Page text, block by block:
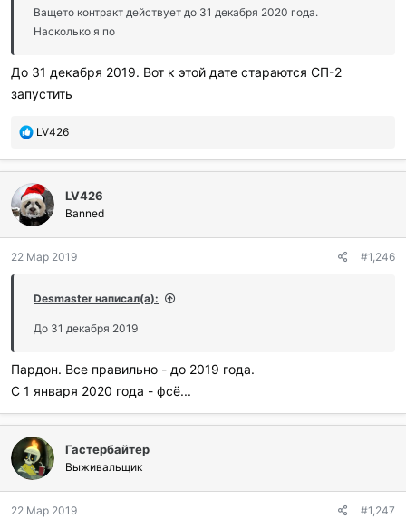
Ващето контракт действует до 31 декабря 2020 года.
Насколько я по
До 31 декабря 2019. Вот к этой дате стараются СП-2
запустить
П
б
л
а
г
о
а
и
и
LV426
LV426
Banned
22 Мар 2019 #1,246
Desmaster написал(а):
До 31 декабря 2019
Пардон. Все правильно - до 2019 года.
С 1 января 2020 года - фсё...
Гастербайтер
Выживальщик
22 Мар 2019 #1,247